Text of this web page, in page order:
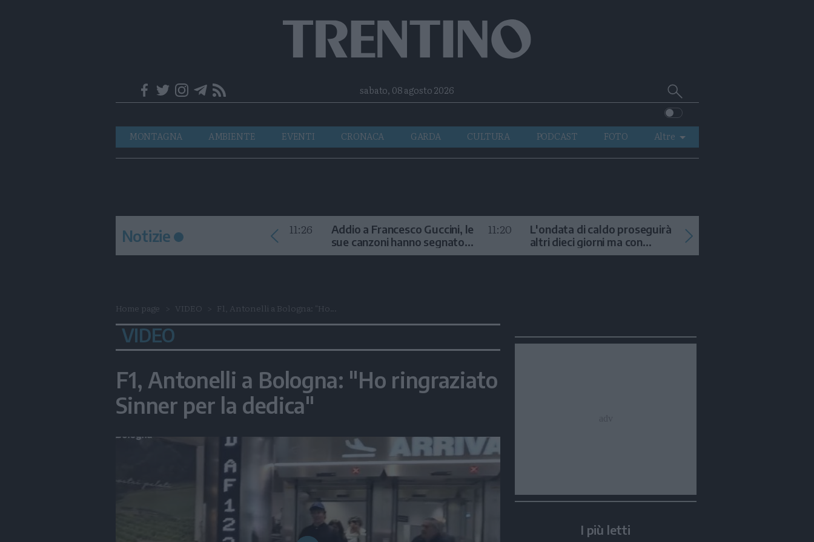
Telegram
RSSsabato, 08 agosto 2026 Cerca
su
Trentino
Navigazione
principale
MONTAGNA AMBIENTE EVENTI CRONACA GARDA CULTURA PODCAST FOTO
Altre
VIDEO
Notizie 11:26
Addio a Francesco Guccini, le
sue canzoni hanno segnato
la storia
11:20
L'ondata di caldo proseguirà
altri dieci giorni ma con
temporali
Home page VIDEO F1, Antonelli a Bologna: "Ho...
VIDEO
F1, Antonelli a Bologna: "Ho ringraziato
Sinner per la dedica"
I più letti